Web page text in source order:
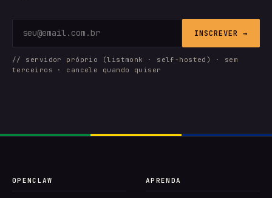
INSCREVER →
// servidor próprio (listmonk · self-hosted) · sem
terceiros · cancele quando quiser
OPENCLAW APRENDA